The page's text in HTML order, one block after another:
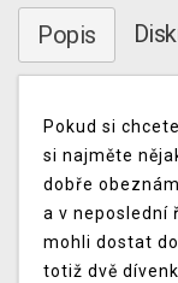
Popis
Pokud si
si najměte
dobře
a v neposlední
mohli dostat
totiž dvě